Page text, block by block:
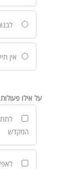
אין
על אילו פעולות
לתת
המקדש